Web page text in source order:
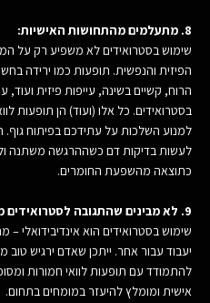
8. מתעלמים מהתחושות האישיות:
שימוש בסטרואידים לא משפיע רק על
הפיזית והנפשית. תופעות כמו ירידה
הרוח, קשיים בשינה, עייפות פיזית
בסטרואידים. כל אלו (ועוד) הן תופעות
למנוע השלכות על עתידכם בפיתוח גוף.
לעשות בדיקות דם כשההרגשה משתנה
כתוצאה מהשפעת החומרים.
9. לא מבינים שהתגובה לסטרואידים משתנה מאדם לאדם:
שימוש בסטרואידים הוא
יעבוד עבור אחר. ייתכן שאדם ירגיש
להתמודד עם תופעות לוואי חמורות
אישית ומומלץ להיעזר במומחים בתחום.